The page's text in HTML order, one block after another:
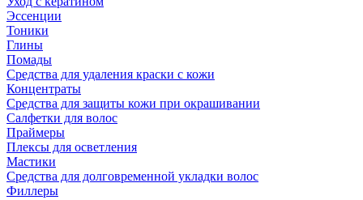
Эссенции
Тоники
Глины
Помады
Средства для удаления краски с кожи
Концентраты
Средства для защиты кожи при окрашивании
Салфетки для волос
Праймеры
Плексы для осветления
Мастики
Средства для долговременной укладки волос
Филлеры